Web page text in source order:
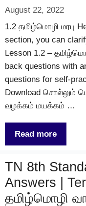
August 22, 2022
1.2 தமிழ்மொழி மரபு
section, you can
Lesson 1.2 –
back questions with
questions for self-
Download சொல்லும்
வழக்கம் மயக்கம் …
Read more
TN 8th
Answers |
தமிழ்மொழி